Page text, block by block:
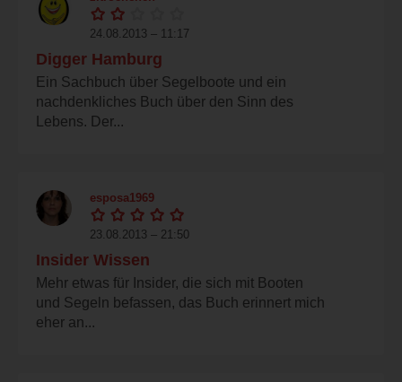
24.08.2013 – 11:17
Digger Hamburg
Ein Sachbuch über Segelboote und ein
nachdenkliches Buch über den Sinn des
Lebens. Der...
esposa1969
23.08.2013 – 21:50
Insider Wissen
Mehr etwas für Insider, die sich mit Booten
und Segeln befassen, das Buch erinnert mich
eher an...